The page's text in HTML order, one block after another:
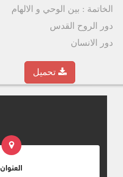
الخاتمة : بين الوحي و الالهام
دور الروح القدس
دور الانسان
تحميل
العنوان